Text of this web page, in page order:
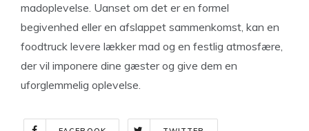
madoplevelse. Uanset om det er en formel
begivenhed eller en afslappet sammenkomst, kan en
foodtruck levere lækker mad og en festlig atmosfære,
der vil imponere dine gæster og give dem en
uforglemmelig oplevelse.